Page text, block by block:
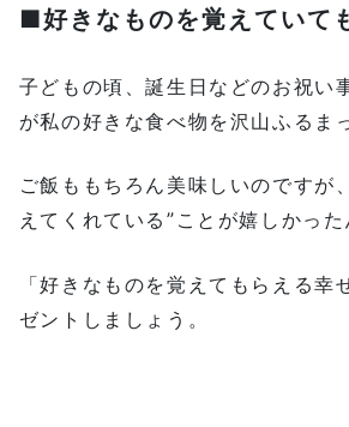
■好きなものを覚えていて
子どもの頃、誕生日などのお祝い
が私の好きな食べ物を沢山ふるま
ご飯ももちろん美味しいのですが
えてくれている”ことが嬉しかっ
「好きなものを覚えてもらえる幸
ゼントしましょう。